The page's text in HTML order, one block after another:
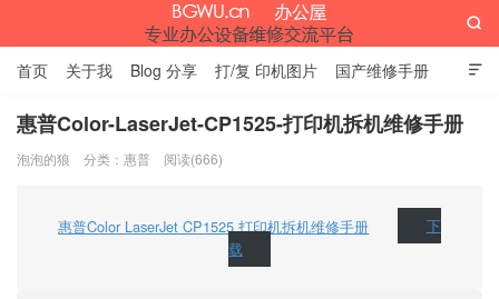

首页 关于我 Blog 分享 打/复 印机图片 国产维修手册
外资维修手册 伊萨网址大全 办公设备网页名片 留言板

惠普Color-LaserJet-CP1525-打印机拆机维修手册
泡泡的狼 分类： 惠普 阅读(666)
惠普Color LaserJet CP1525 打印机拆机维修手册
下
载